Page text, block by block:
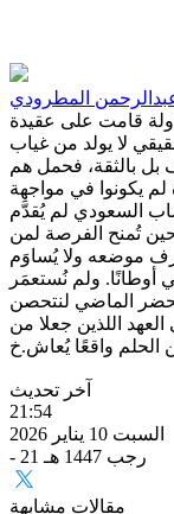
المطرودي
قامت على عقيدة
لا يولد من غياب
بل بالثقة، فحمل هم
يكونوا في مواجهة
السعودي لم يُقدَّم
تُمنح الفرصة لمن
موضعه ولا يُساوَم
أوطانًا. ولم نُستعمَر
الماضي لنتحصن
اللذين جعلا من
واقعًا يُعاش.خ
آخر تحديث
21:54
السبت 10 يناير 2026
- 21 رجب 1447 هـ
مقالات مشابهة